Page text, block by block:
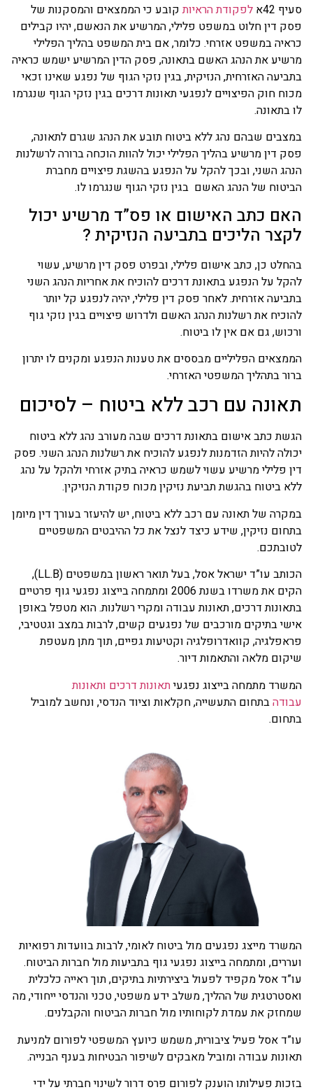
42א
לפקודת הראיותקובע כי הממצאים והמסקנות של
דין חלוט במשפט פלילי, המרשיע את הנאשם, יהיו קבילים
במשפט אזרחי. כלומר, אם בית המשפט בהליך הפלילי
את הנהג האשם בתאונה, פסק הדין המרשיע ישמש כראיה
האזרחית, הנזיקית, בגין נזקי הגוף של נפגע שאינו זכאי
חוק הפיצויים לנפגעי תאונות דרכים בגין נזקי הגוף שנגרמו
בתאונה.
שבהם נהג ללא ביטוח תובע את הנהג שגרם לתאונה,
דין מרשיע בהליך הפלילי יכול להוות הוכחה ברורה לרשלנות
השני, ובכך להקל על הנפגע בהשגת פיצויים מחברת
של הנהג האשם בגין נזקי הגוף שנגרמו לו.
כתב האישום או פס”ד מרשיע יכול
הליכים בתביעה הנזיקית ?
כן, כתב אישום פלילי, ובפרט פסק דין מרשיע, עשוי
על הנפגע בתאונת דרכים להוכיח את אחריות הנהג השני
אזרחית. לאחר פסק דין פלילי, יהיה לנפגע קל יותר
את רשלנות הנהג האשם ולדרוש פיצויים בגין נזקי גוף
גם אם אין לו ביטוח.
הפליליים מבססים את טענות הנפגע ומקנים לו יתרון
בתהליך המשפטי האזרחי.
עם רכב ללא ביטוח – לסיכום
כתב אישום בתאונת דרכים שבה מעורב נהג ללא ביטוח
להיות הזדמנות לנפגע להוכיח את רשלנות הנהג השני. פסק
פלילי מרשיע עשוי לשמש כראיה בתיק אזרחי ולהקל על נהג
ביטוח בהגשת תביעת נזיקין מכוח פקודת הנזיקין.
של תאונה עם רכב ללא ביטוח, יש להיעזר בעורך דין מיומן
נזיקין, שידע כיצד לנצל את כל ההיבטים המשפטיים
הכותב עו”ד ישראל אסל, בעל תואר ראשון במשפטים (LL.B),
הקים את משרדו בשנת 2006 ומתמחה בייצוג נפגעי גוף פרטיים
דרכים, תאונות עבודה ומקרי רשלנות. הוא מטפל באופן
בתיקים מורכבים של נפגעים קשים, לרבות במצב וגטטיבי,
קוואדרופלגיה וקטיעות גפיים, תוך מתן מעטפת
מלאה והתאמות דיור.
מתמחה בייצוג נפגעיתאונות דרכיםותאונות
בתחום התעשייה, חקלאות וציוד הנדסי, ונחשב למוביל
מייצג נפגעים מול ביטוח לאומי, לרבות בוועדות רפואיות
ומתמחה בייצוג נפגעי גוף בתביעות מול חברות הביטוח.
אסל מקפיד לפעול ביצירתיות בתיקים, תוך ראייה כלכלית
של ההליך, משלב ידע משפטי, טכני והנדסי ייחודי, מה
את עמדת לקוחותיו מול חברות הביטוח והקבלנים.
אסל פעיל ציבורית, משמש כיועץ המשפטי לפורום למניעת
עבודה ומוביל מאבקים לשיפור הבטיחות בענף הבנייה.
פעילותו הוענק לפורום פרס דרור לשינוי חברתי על ידי